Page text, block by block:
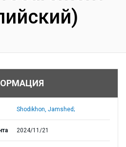
Shodikhon, Jamshed;
2024/11/21